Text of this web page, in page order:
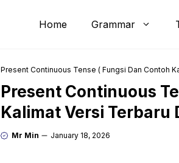
Home Grammar
Present Continuous Tense ( Fungsi Dan Contoh
Present Continuous
Kalimat Versi Terbaru
Mr Min January 18, 2026